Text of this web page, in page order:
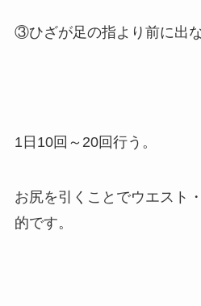
③ひざが足の指より前に出な
1日10回～20回行う。
お尻を引くことでウエスト
的です。